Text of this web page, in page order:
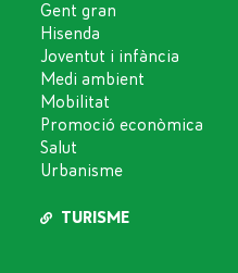
Gent gran
Hisenda
Joventut i infància
Medi ambient
Mobilitat
Promoció econòmica
Salut
Urbanisme
TURISME